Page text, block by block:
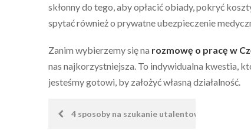
skłonny do tego, aby opłacić obiady, pokryć
spytać również o prywatne ubezpieczenie
Zanim wybierzemy się na rozmowę o pracę w
nas najkorzystniejsza. To indywidualna kwestia,
jesteśmy gotowi, by założyć własną działalność.
Nawigacja
4 sposoby na szukanie utalentowanych